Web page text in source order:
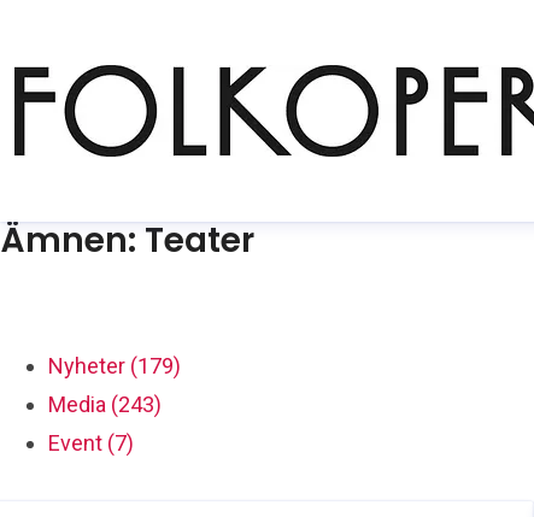
Ämnen: Teater
Nyheter (179)
Media (243)
Event (7)